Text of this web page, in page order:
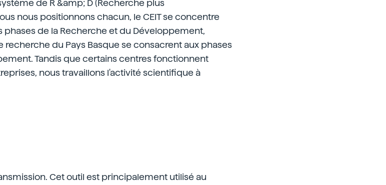
de R &amp; D (Recherche plus
nous positionnons chacun, le CEIT se concentre
de la Recherche et du Développement,
recherche du Pays Basque se consacrent aux phases
Tandis que certains centres fonctionnent
nous travaillons l'activité scientifique à
Cet outil est principalement utilisé au